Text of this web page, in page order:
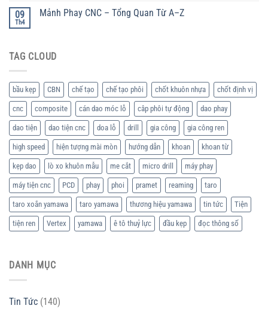
09
Th4
Mảnh Phay CNC – Tổng Quan Từ A–Z
TAG CLOUD
bầu kẹp CBN chế tạo chế tạo phôi chốt khuôn nhựa chốt định vị
cnc composite cán dao móc lỗ câp phôi tự động dao phay
dao tiện dao tiện cnc doa lỗ drill gia công gia công ren
high speed hiện tượng mài mòn hướng dẫn khoan khoan từ
kẹp dao lò xo khuôn mẫu me cắt micro drill máy phay
máy tiện cnc PCD phay phoi pramet reaming taro
taro xoắn yamawa taro yamawa thương hiệu yamawa tin tức Tiện
tiện ren Vertex yamawa ê tô thuỷ lực đầu kẹp đọc thông số
DANH MỤC
Tin Tức (140)